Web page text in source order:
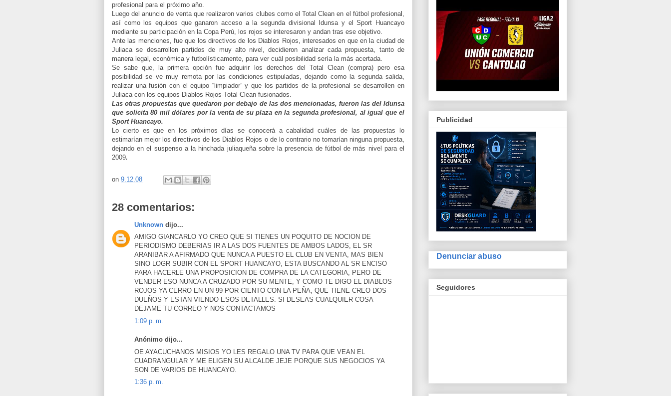
profesional para el próximo año.
Luego del anuncio de venta que realizaron varios clubes como el Total Clean en el fútbol profesional,
así como los equipos que ganaron acceso a la segunda divisional Idunsa y el Sport Huancayo
mediante su participación en la Copa Perú, los rojos se interesaron y andan tras ese objetivo.
Ante las menciones, fue que los directivos de los Diablos Rojos, interesados en que en la ciudad de
Juliaca se desarrollen partidos de muy alto nivel, decidieron analizar cada propuesta, tanto de
manera legal, económica y futbolísticamente, para ver cuál posibilidad sería la más acertada.
Se sabe que, la primera opción fue adquirir los derechos del Total Clean (compra) pero esa
posibilidad se ve muy remota por las condiciones estipuladas, dejando como la segunda salida,
realizar una fusión con el equipo “limpiador” y que los partidos de la profesional se desarrollen en
Juliaca con los equipos Diablos Rojos-Total Clean fusionados.
Las otras propuestas que quedaron por debajo de las dos mencionadas, fueron las del Idunsa
que solicita 80 mil dólares por la venta de su plaza en la segunda profesional, al igual que el
Sport Huancayo.
Lo cierto es que en los próximos días se conocerá a cabalidad cuáles de las propuestas lo
estimarían mejor los directivos de los Diablos Rojos o de lo contrario no tomarían ninguna propuesta,
dejando en el suspenso a la hinchada juliaqueña sobre la presencia de fútbol de más nivel para el
2009.
on 9.12.08
28 comentarios:
Unknown dijo...
AMIGO GIANCARLO YO CREO QUE SI TIENES UN POQUITO DE NOCION DE
PERIODISMO DEBERIAS IR A LAS DOS FUENTES DE AMBOS LADOS, EL SR
ARANIBAR A AFIRMADO QUE NUNCA A PUESTO EL CLUB EN VENTA, MAS BIEN
SINO LOGR SUBIR CON EL SPORT HUANCAYO, ESTA BUSCANDO AL SR ENCISO
PARA HACERLE UNA PROPOSICION DE COMPRA DE LA CATEGORIA, PERO DE
VENDER ESO NUNCA A CRUZADO POR SU MENTE, Y COMO TE DIGO EL DIABLOS
ROJOS YA CERRO EN UN 99 POR CIENTO CON LA PEÑA, QUE TIENE CREO DOS
DUEÑOS Y ESTAN VIENDO ESOS DETALLES. SI DESEAS CUALQUIER COSA
DEJAME TU CORREO Y NOS CONTACTAMOS
1:09 p. m.
Anónimo dijo...
OE AYACUCHANOS MISIOS YO LES REGALO UNA TV PARA QUE VEAN EL
CUADRANGULAR Y ME ELIGEN SU ALCALDE JEJE PORQUE SUS NEGOCIOS YA
SON DE VARIOS DE HUANCAYO.
1:36 p. m.
Publicidad
Denunciar abuso
Seguidores